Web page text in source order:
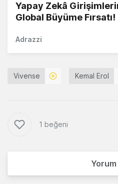
Yapay Zekâ
Global Büyüme Fırsatı!
Adrazzi
Vivense Kemal Erol
1 beğeni
Yorum